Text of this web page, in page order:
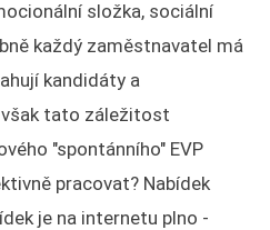
složka, sociální
každý zaměstnavatel má
kandidáty a
tato záležitost
"spontánního" EVP
pracovat? Nabídek
je na internetu plno -